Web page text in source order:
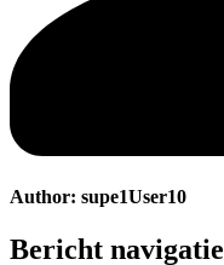
Author: supe1User10
Bericht navigatie